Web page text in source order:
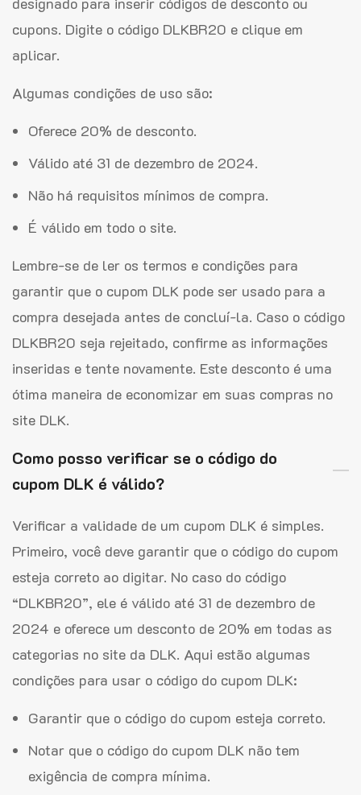
cupons. Digite o código DLKBR20 e clique em
aplicar.
Algumas condições de uso são:
Oferece 20% de desconto.
Válido até 31 de dezembro de 2024.
Não há requisitos mínimos de compra.
É válido em todo o site.
Lembre-se de ler os termos e condições para
garantir que o cupom DLK pode ser usado para a
compra desejada antes de concluí-la. Caso o código
DLKBR20 seja rejeitado, confirme as informações
inseridas e tente novamente. Este desconto é uma
ótima maneira de economizar em suas compras no
site DLK.
Como posso verificar se o código do
cupom DLK é válido?
Verificar a validade de um cupom DLK é simples.
Primeiro, você deve garantir que o código do cupom
esteja correto ao digitar. No caso do código
“DLKBR20”, ele é válido até 31 de dezembro de
2024 e oferece um desconto de 20% em todas as
categorias no site da DLK. Aqui estão algumas
condições para usar o código do cupom DLK:
Garantir que o código do cupom esteja correto.
Notar que o código do cupom DLK não tem
exigência de compra mínima.